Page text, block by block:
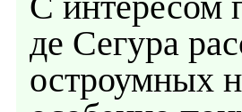
де Сегура
остроумных